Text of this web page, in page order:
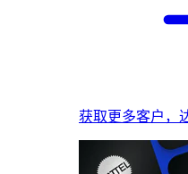
获取更多客户，